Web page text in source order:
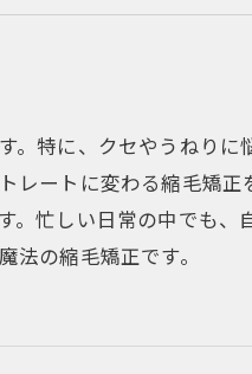
特に、クセやうねり
レートに変わる縮毛矯
。忙しい日常の中でも
の縮毛矯正です。